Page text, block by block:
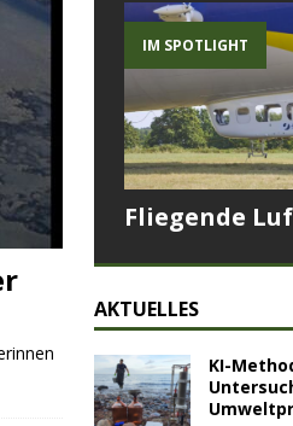
IM SPOTLIGHT
Fliegende
AKTUELLES
KI-